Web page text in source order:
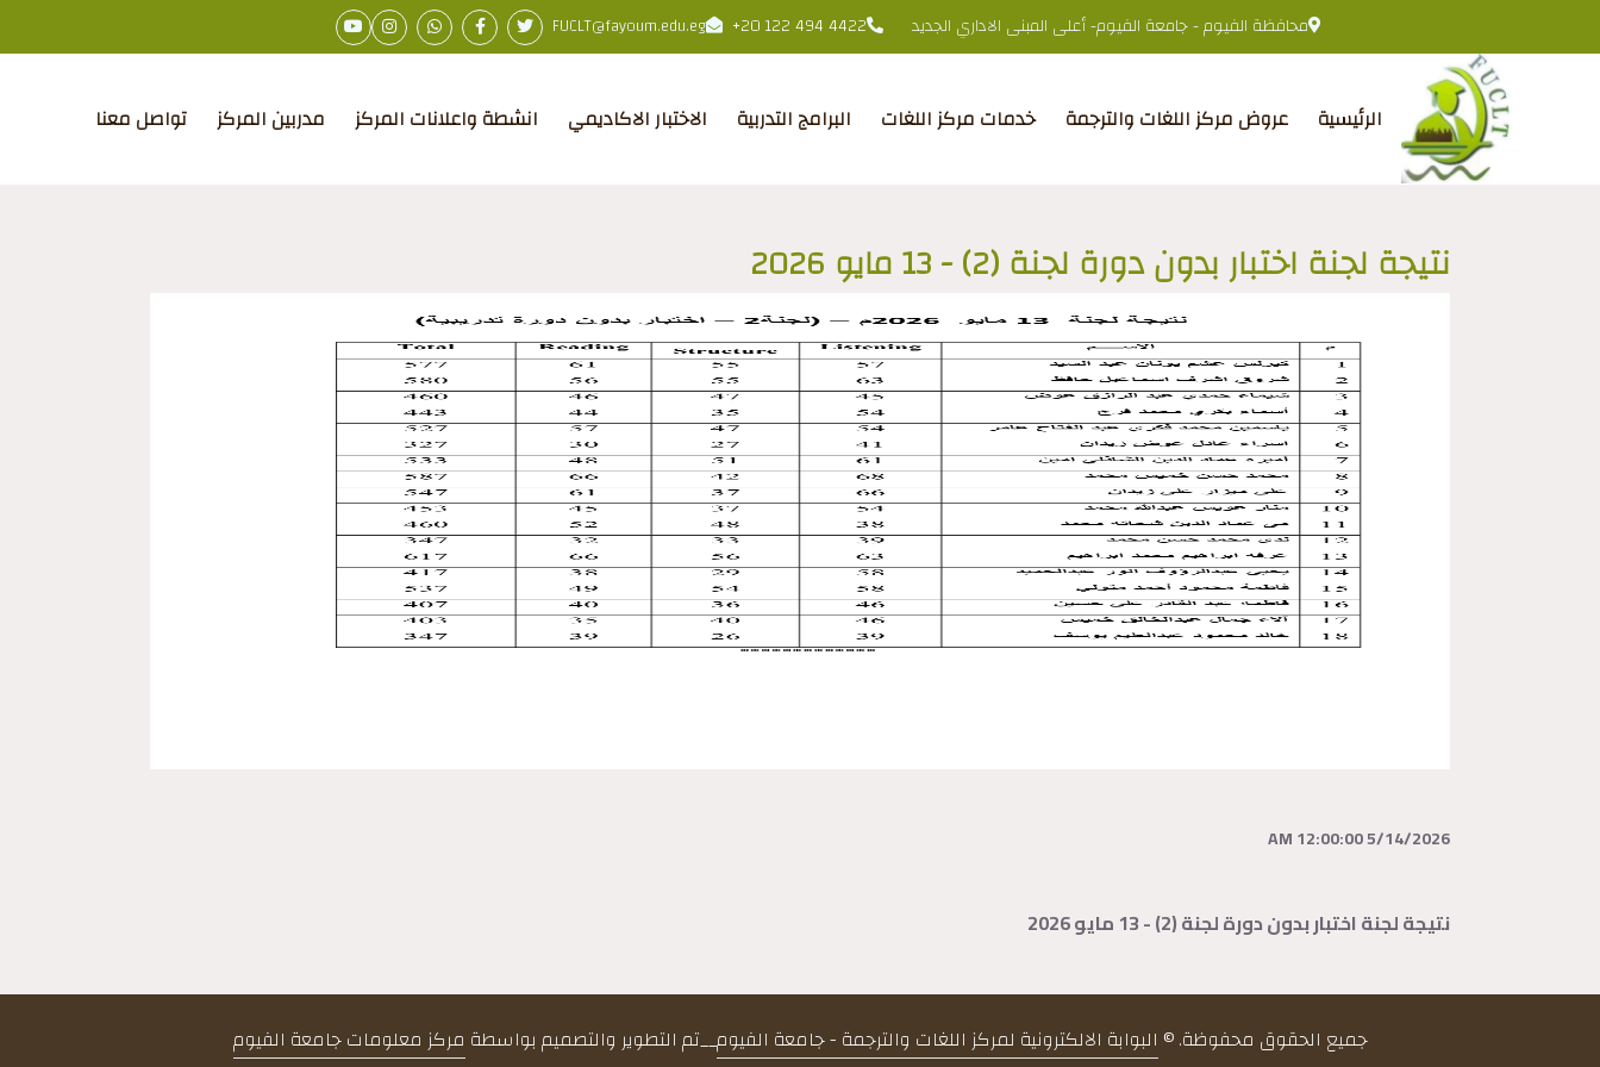
محافظة الفيوم - جامعة الفيوم- أعلى المبنى الاداري الجديد +20 122 494 4422
FUCLT@fayoum.edu.eg
الرئيسية عروض مركز اللغات والترجمة خدمات مركز اللغات البرامج التدربية الاختبار الاكاديمي انشطة واعلانات المركز مدربين المركز تواصل معنا
نتيجة لجنة اختبار بدون دورة لجنة (2) - 13 مايو 2026
5/14/2026 12:00:00 AM
نتيجة لجنة اختبار بدون دورة لجنة (2) - 13 مايو 2026
جميع الحقوق محفوظة. © البوابة الالكترونية لمركز اللغات والترجمة - جامعة الفيوم__تم التطوير والتصميم بواسطة مركز معلومات جامعة الفيوم